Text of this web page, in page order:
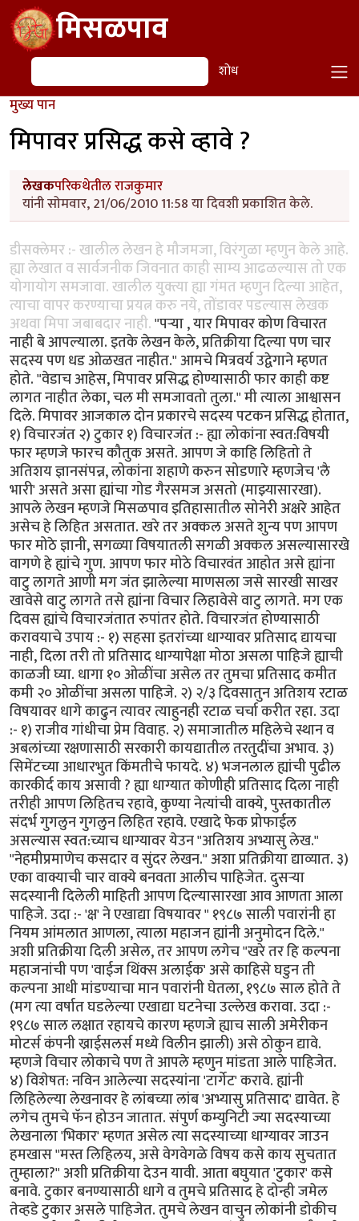
Skip to main contentमिसळपाव
शोध शोध
मुख्य पान
मिपावर प्रसिद्ध कसे व्हावे ?
लेखकपरिकथेतील राजकुमार
यांनी सोमवार, 21/06/2010 11:58 या दिवशी प्रकाशित केले.
डीसक्लेमर :- खालील लेखन हे मौजमजा, विरंगुळा म्हणुन केले आहे.
ह्या लेखात व सार्वजनीक जिवनात काही साम्य आढळल्यास तो एक
योगायोग समजावा. खालील युक्त्या ह्या गंमत म्हणुन दिल्या आहेत,
त्याचा वापर करण्याचा प्रयत्न करु नये, तोंडावर पडल्यास लेखक
अथवा मिपा जबाबदार नाही."पर्‍या , यार मिपावर कोण विचारत
नाही बे आपल्याला. इतके लेखन केले, प्रतिक्रीया दिल्या पण चार
सदस्य पण धड ओळखत नाहीत." आमचे मित्रवर्य उद्वेगाने म्हणत
होते. "वेडाच आहेस, मिपावर प्रसिद्ध होण्यासाठी फार काही कष्ट
लागत नाहीत लेका, चल मी समजावतो तुला." मी त्याला आश्वासन
दिले. मिपावर आजकाल दोन प्रकारचे सदस्य पटकन प्रसिद्ध होतात,
१) विचारजंत २) टुकार १) विचारजंत :- ह्या लोकांना स्वत:विषयी
फार म्हणजे फारच कौतुक असते. आपण जे काहि लिहितो ते
अतिशय ज्ञानसंपन्न, लोकांना शहाणे करुन सोडणारे म्हणजेच 'लै
भारी' असते असा ह्यांचा गोड गैरसमज असतो (माझ्यासारखा).
आपले लेखन म्हणजे मिसळपाव इतिहासातील सोनेरी अक्षरे आहेत
असेच हे लिहित असतात. खरे तर अक्कल असते शुन्य पण आपण
फार मोठे ज्ञानी, सगळ्या विषयातली सगळी अक्कल असल्यासारखे
वागणे हे ह्यांचे गुण. आपण फार मोठे विचारवंत आहोत असे ह्यांना
वाटु लागते आणी मग जंत झालेल्या माणसला जसे सारखी साखर
खावेसे वाटु लागते तसे ह्यांना विचार लिहावेसे वाटु लागते. मग एक
दिवस ह्यांचे विचारजंतात रुपांतर होते. विचारजंत होण्यासाठी
करावयाचे उपाय :- १) सहसा इतरांच्या धाग्यावर प्रतिसाद द्यायचा
नाही, दिला तरी तो प्रतिसाद धाग्यापेक्षा मोठा असला पाहिजे ह्याची
काळजी घ्या. धागा १० ओळींचा असेल तर तुमचा प्रतिसाद कमीत
कमी २० ओळींचा असला पाहिजे. २) २/३ दिवसातुन अतिशय रटाळ
विषयावर धागे काढुन त्यावर त्याहुनही रटाळ चर्चा करीत रहा. उदा
:- १) राजीव गांधीचा प्रेम विवाह. २) समाजातील महिलेचे स्थान व
अबलांच्या रक्षणासाठी सरकारी कायद्यातील तरतुदींचा अभाव. ३)
सिमेंटच्या आधारभुत किंमतीचे फायदे. ४) भजनलाल ह्यांची पुढील
कारकीर्द काय असावी ? ह्या धाग्यात कोणीही प्रतिसाद दिला नाही
तरीही आपण लिहितच रहावे, कुण्या नेत्यांची वाक्ये, पुस्तकातील
संदर्भ गुगलुन गुगलुन लिहित रहावे. एखादे फेक प्रोफाईल
असल्यास स्वत:च्याच धाग्यावर येउन "अतिशय अभ्यासु लेख."
"नेहमीप्रमाणेच कसदार व सुंदर लेखन." अशा प्रतिक्रीया द्याव्यात. ३)
एका वाक्याची चार वाक्ये बनवता आलीच पाहिजेत. दुसर्‍या
सदस्यानी दिलेली माहिती आपण दिल्यासारखा आव आणता आला
पाहिजे. उदा :- 'क्ष' ने एखाद्या विषयावर " १९८७ साली पवारांनी हा
नियम आंमलात आणला, त्याला महाजन ह्यांनी अनुमोदन दिले."
अशी प्रतिक्रीया दिली असेल, तर आपण लगेच "खरे तर हि कल्पना
महाजनांची पण 'वाईज थिंक्स अलाईक' असे काहिसे घडुन ती
कल्पना आधी मांडण्याचा मान पवारांनी घेतला, १९८७ साल होते ते
(मग त्या वर्षात घडलेल्या एखाद्या घटनेचा उल्लेख करावा. उदा :-
१९८७ साल लक्षात रहायचे कारण म्हणजे ह्याच साली अमेरीकन
मोटर्स कंपनी ख्राईसलर्स मध्ये विलीन झाली) असे ठोकुन द्यावे.
म्हणजे विचार लोकाचे पण ते आपले म्हणुन मांडता आले पाहिजेत.
४) विशेषत: नविन आलेल्या सदस्यांना 'टार्गेट' करावे. ह्यांनी
लिहिलेल्या लेखनावर हे लांबच्या लांब 'अभ्यासु प्रतिसाद' द्यावेत. हे
लगेच तुमचे फॅन होउन जातात. संपुर्ण कम्युनिटी ज्या सदस्याच्या
लेखनाला 'भिकार' म्हणत असेल त्या सदस्याच्या धाग्यावर जाउन
हमखास "मस्त लिहिलय, असे वेगवेगळे विषय कसे काय सुचतात
तुम्हाला?" अशी प्रतिक्रीया देउन यावी. आता बघुयात 'टुकार' कसे
बनावे. टुकार बनण्यासाठी धागे व तुमचे प्रतिसाद हे दोन्ही जमेल
तेव्हडे टुकार असले पाहिजेत. तुमचे लेखन वाचुन लोकांनी डोकीच